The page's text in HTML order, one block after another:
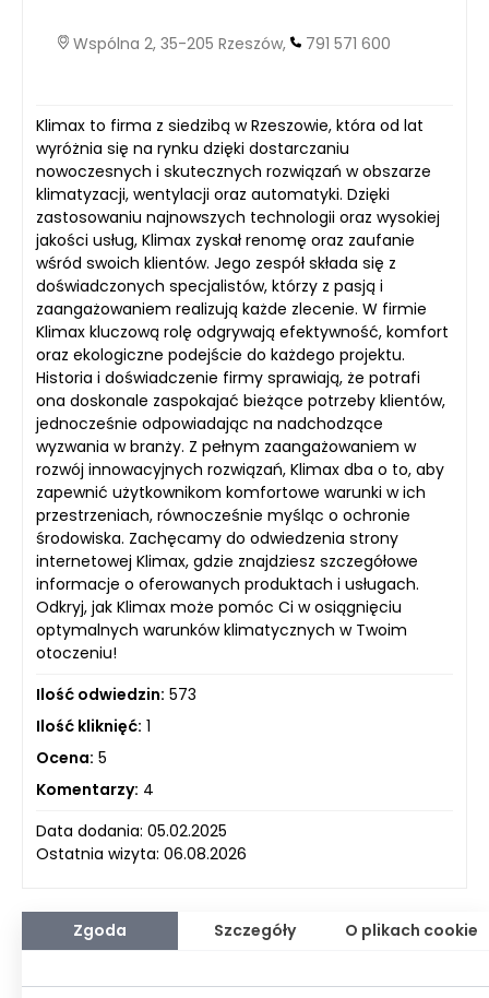
Wspólna 2, 35-205 Rzeszów, 791 571 600
Klimax to firma z siedzibą w Rzeszowie, która od lat
wyróżnia się na rynku dzięki dostarczaniu
nowoczesnych i skutecznych rozwiązań w obszarze
klimatyzacji, wentylacji oraz automatyki. Dzięki
zastosowaniu najnowszych technologii oraz wysokiej
jakości usług, Klimax zyskał renomę oraz zaufanie
wśród swoich klientów. Jego zespół składa się z
doświadczonych specjalistów, którzy z pasją i
zaangażowaniem realizują każde zlecenie. W firmie
Klimax kluczową rolę odgrywają efektywność, komfort
oraz ekologiczne podejście do każdego projektu.
Historia i doświadczenie firmy sprawiają, że potrafi
ona doskonale zaspokajać bieżące potrzeby klientów,
jednocześnie odpowiadając na nadchodzące
wyzwania w branży. Z pełnym zaangażowaniem w
rozwój innowacyjnych rozwiązań, Klimax dba o to, aby
zapewnić użytkownikom komfortowe warunki w ich
przestrzeniach, równocześnie myśląc o ochronie
środowiska. Zachęcamy do odwiedzenia strony
internetowej Klimax, gdzie znajdziesz szczegółowe
informacje o oferowanych produktach i usługach.
Odkryj, jak Klimax może pomóc Ci w osiągnięciu
optymalnych warunków klimatycznych w Twoim
otoczeniu!
Ilość odwiedzin: 573
Ilość kliknięć: 1
Ocena: 5
Komentarzy: 4
Data dodania: 05.02.2025
Ostatnia wizyta: 06.08.2026
Zgoda Szczegóły O plikach cookie